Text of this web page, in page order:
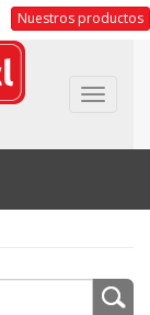
Nuestros productos
Toggle